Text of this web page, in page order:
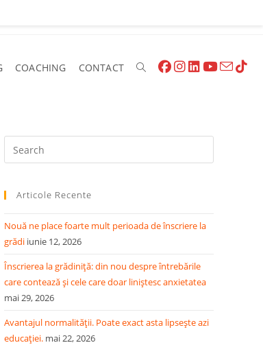
COACHING CONTACT Toggle
Escape
Articole Recente
Nouă ne place foarte mult perioada de înscriere la
grădi iunie 12, 2026
Înscrierea la grădiniță: din nou despre întrebările
care contează și cele care doar liniștesc anxietatea
mai 29, 2026
Avantajul normalității. Poate exact asta lipsește azi
educației. mai 22, 2026